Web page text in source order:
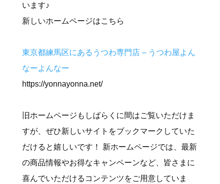
います♪
新しいホームページはこちら
東京都練馬区にあるうつわ専門店 – うつわ屋よん
なーよんなー
https://yonnayonna.net/
旧ホームページもしばらくに間はご覧いただけま
すが、ぜひ新しいサイトをブックマークしていた
だけると嬉しいです！ 新ホームページでは、最新
の商品情報やお得なキャンペーンなど、皆さまに
喜んでいただけるコンテンツをご用意していま